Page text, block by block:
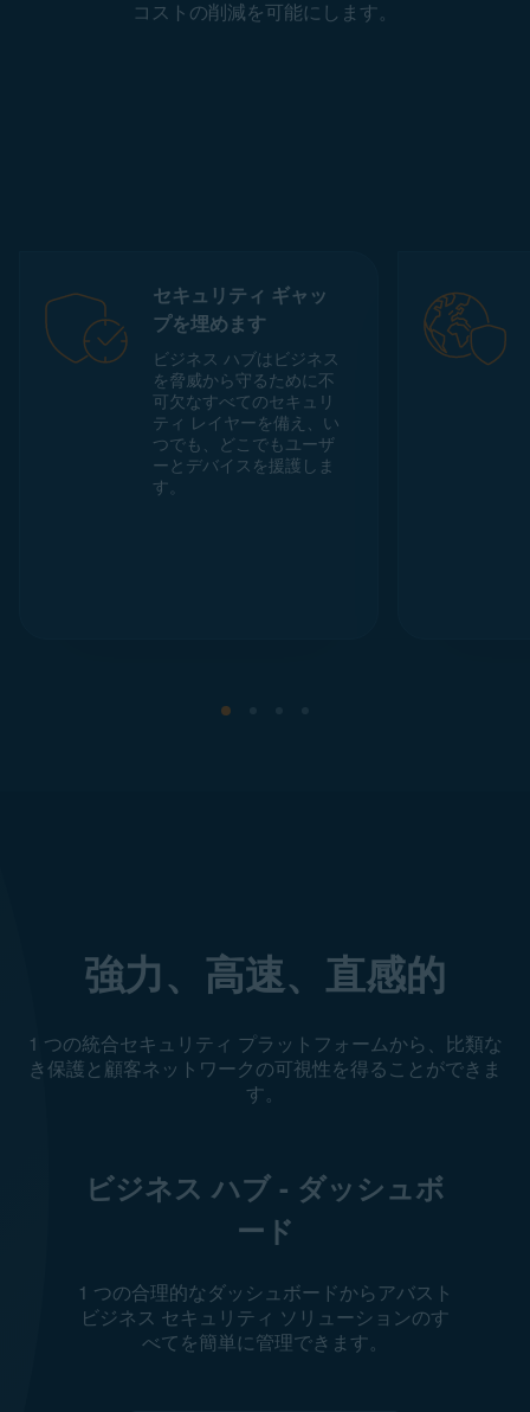
コストの削減を可能にします。
セキュリティ ギャッ
プを埋めます
ビジネス ハブはビジネス
を脅威から守るために不
可欠なすべてのセキュリ
ティ レイヤーを備え、い
つでも、どこでもユーザ
ーとデバイスを援護しま
す。
強力、高速、直感的
1 つの統合セキュリティ プラットフォームから、比類な
き保護と顧客ネットワークの可視性を得ることができま
す。
ビジネス ハブ - ダッシュボ
ード
1 つの合理的なダッシュボードからアバスト
ビジネス セキュリティ ソリューションのす
べてを簡単に管理できます。